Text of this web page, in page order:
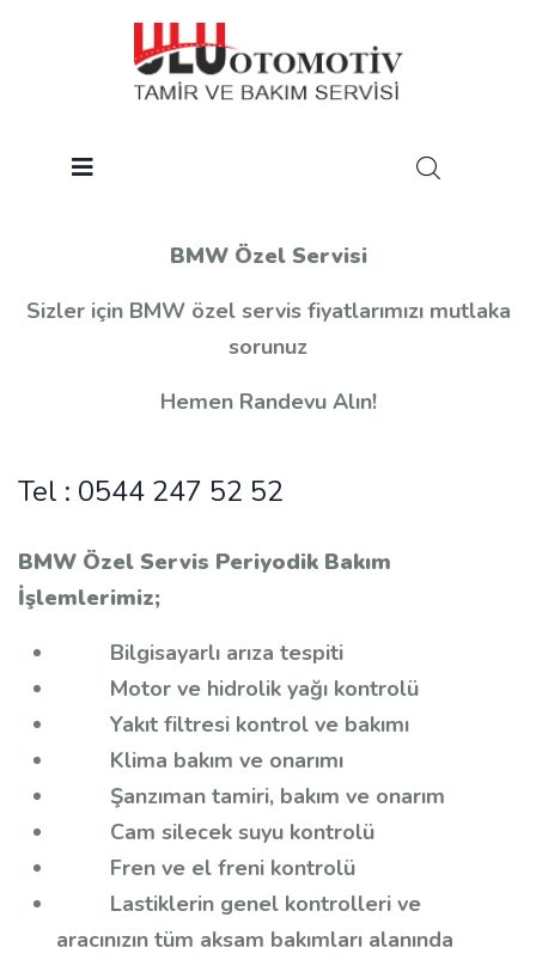
BMW Özel Servisi
Sizler için BMW özel servis fiyatlarımızı mutlaka
sorunuz
Hemen Randevu Alın!
Tel : 0544 247 52 52
BMW Özel Servis Periyodik Bakım
İşlemlerimiz;
Bilgisayarlı arıza tespiti
Motor ve hidrolik yağı kontrolü
Yakıt filtresi kontrol ve bakımı
Klima bakım ve onarımı
Şanzıman tamiri, bakım ve onarım
Cam silecek suyu kontrolü
Fren ve el freni kontrolü
Lastiklerin genel kontrolleri ve
aracınızın tüm aksam bakımları alanında